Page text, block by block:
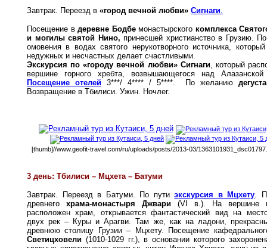
Завтрак. Переезд в «город вечной любви» Сигнаги.
Посещение вдеревне Бодбемонастырского комплекса
и могилы святой Нино, принесшей христианство в Грузию.
омовения в водах святого нерукотворного источника,
недужных и несчастных делает счастливыми.
Экскурсия по «городу вечной любви» Сигнаги, который
вершине горного хребта, возвышающегося над Алазанской
Посещение отелей3***/ 4**** / 5****. По желанию
Возвращение в Тбилиси. Ужин. Ночлег.
[thumb]//www.geofit-travel.com/ru/uploads/posts/2013-03/
3 день: Тбилиси – Мцхета – Батуми
Завтрак. Переезд в Батуми. По путиэкскурсия в Мцхету.
древнего храма-монастыря Джвари (VI в.). На вершине
расположен храм, открывается фантастический вид на
двух рек – Куры и Арагви. Там же, как на ладони,
древнюю столицу Грузии – Мцхету. Посещение
Светицховели (1010-1029 гг.), в основании которого